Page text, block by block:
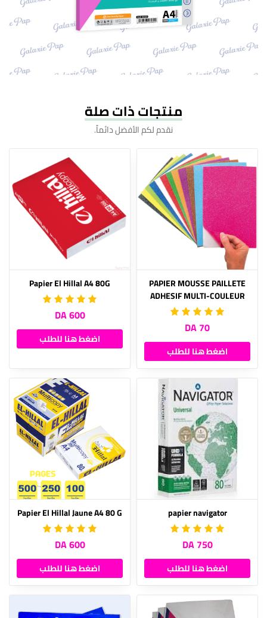
منتجات ذات صلة
نقدم لكم الأفضل دائماً.
PAPIER MOUSSE PAILLETE
ADHESIF MULTI-COULEUR
70 DA
اضغط هنا للطلب
Papier El Hillal A4 80G
600 DA
اضغط هنا للطلب
papier navigator
750 DA
اضغط هنا للطلب
Papier El Hillal Jaune A4 80 G
600 DA
اضغط هنا للطلب